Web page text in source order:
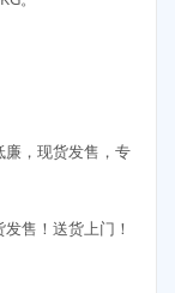
，现货发售，专
售！送货上门！